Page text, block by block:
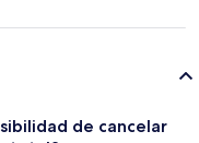
de cancelar